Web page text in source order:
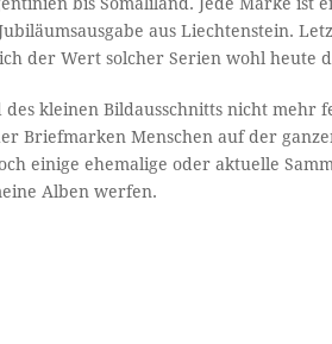
aus Liechtenstein.
der Wert solcher Serien wohl heute
kleinen Bildausschnitts nicht mehr
Briefmarken Menschen auf der
einige ehemalige oder aktuelle
Alben werfen.